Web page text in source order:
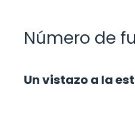
Número de
Un vistazo a la